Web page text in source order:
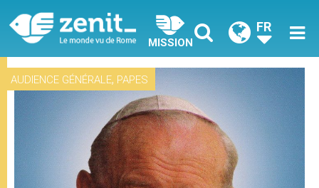
MISSION
FR
AUDIENCE GÉNÉRALE, PAPES